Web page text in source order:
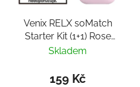
Venix RELX soMatch
Starter Kit (1+1) Rose
Pink - Strawberry Kiwi
Skladem
159 Kč